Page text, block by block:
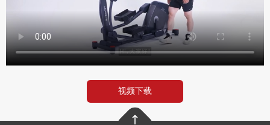
视频下载